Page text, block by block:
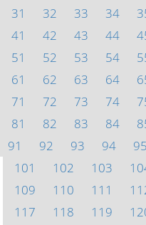
31
32 33 34
41
42 43 44
51
52 53 54
61
62 63 64
71
72 73 74
81
82 83 84
91
92 93 94 95
101
102 103
109
110 111
117
118 119